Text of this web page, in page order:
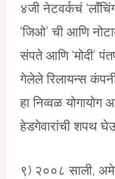
४जी नेटवर्कचं
‘जिओ’ ची आणि
संपते आणि ‘मोदी’
गेलेले रिलायन्स
हा निव्वळ
हेडगेवारांची शपथ
९) २००८ साली,